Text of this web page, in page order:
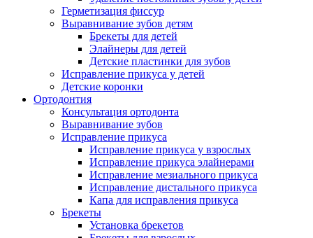
Герметизация фиссур
Выравнивание зубов детям
Брекеты для детей
Элайнеры для детей
Детские пластинки для зубов
Исправление прикуса у детей
Детские коронки
Ортодонтия
Консультация ортодонта
Выравнивание зубов
Исправление прикуса
Исправление прикуса у взрослых
Исправление прикуса элайнерами
Исправление мезиального прикуса
Исправление дистального прикуса
Капа для исправления прикуса
Брекеты
Установка брекетов